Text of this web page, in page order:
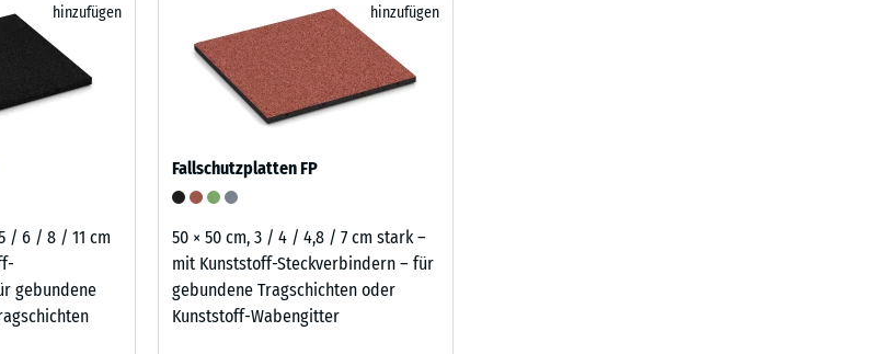
hinzufügen
/ 6 / 8 / 11 cm
gebundene
hinzufügen
Fallschutzplatten FP
50 × 50 cm, 3 / 4 / 4,8 / 7 cm stark –
mit Kunststoff-Steckverbindern – für
gebundene Tragschichten oder
Kunststoff-Wabengitter